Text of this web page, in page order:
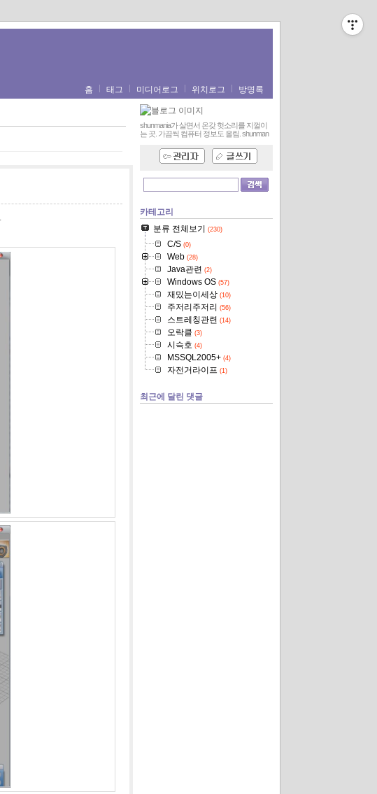
홈 태그 미디어로그 위치로그 방명록
shunmania가 살면서 온갖 헛소리를 지껄이
는 곳. 가끔씩 컴퓨터 정보도 올림. shunman
카테고리
분류 전체보기
(230)
C/S(0)
Web(28)
Java관련 (2)
Windows OS(57)
재밌는이세상(10)
주저리주저리 (56)
스트레칭관련 (14)
오락클 (3)
시슥호 (4)
MSSQL2005+(4)
자전거라이프 (1)
최근에 달린 댓글